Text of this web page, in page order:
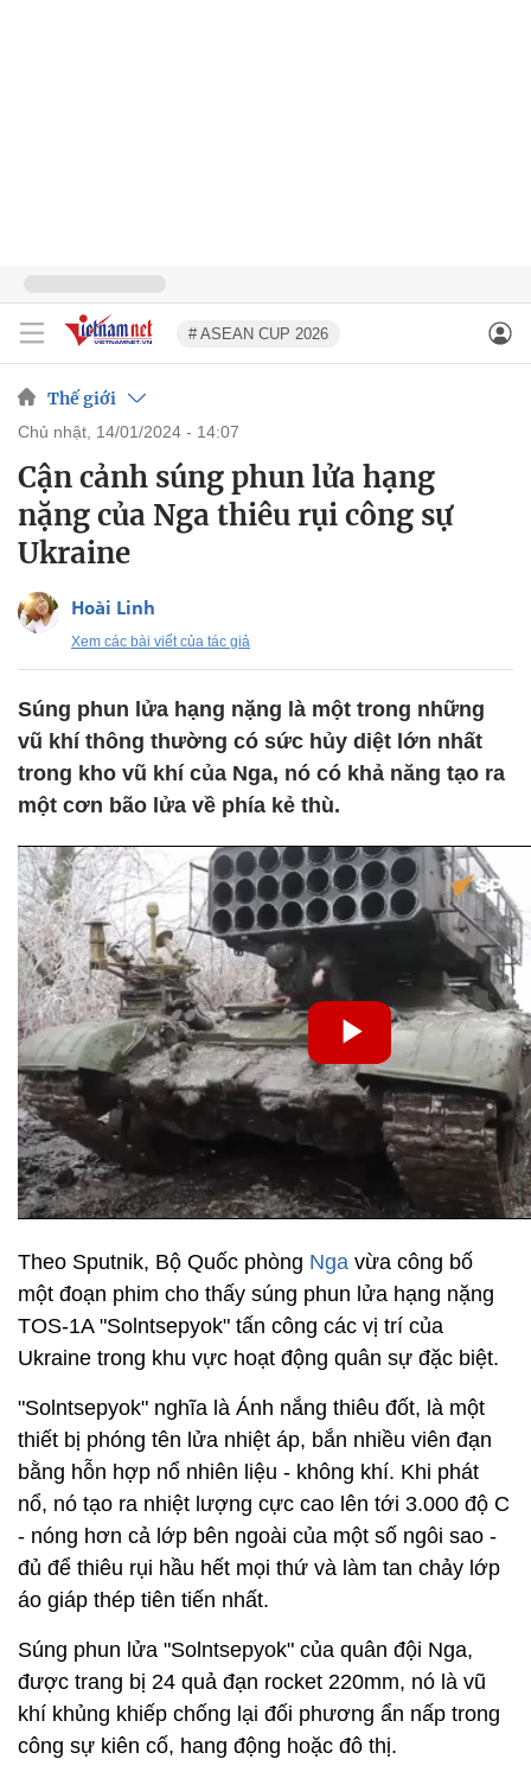
# ASEAN CUP 2026
Thế giới
chủ nhật, 14/01/2024 - 14:07
Cận cảnh súng phun lửa hạng
nặng của Nga thiêu rụi công sự
Ukraine
Hoài Linh
Xem các bài viết của tác giả
Súng phun lửa hạng nặng là một trong những
vũ khí thông thường có sức hủy diệt lớn nhất
trong kho vũ khí của Nga, nó có khả năng tạo ra
một cơn bão lửa về phía kẻ thù.
Theo Sputnik, Bộ Quốc phòng Nga vừa công bố
một đoạn phim cho thấy súng phun lửa hạng nặng
TOS-1A "Solntsepyok" tấn công các vị trí của
Ukraine trong khu vực hoạt động quân sự đặc biệt.
"Solntsepyok" nghĩa là Ánh nắng thiêu đốt, là một
thiết bị phóng tên lửa nhiệt áp, bắn nhiều viên đạn
bằng hỗn hợp nổ nhiên liệu - không khí. Khi phát
nổ, nó tạo ra nhiệt lượng cực cao lên tới 3.000 độ C
- nóng hơn cả lớp bên ngoài của một số ngôi sao -
đủ để thiêu rụi hầu hết mọi thứ và làm tan chảy lớp
áo giáp thép tiên tiến nhất.
Súng phun lửa "Solntsepyok" của quân đội Nga,
được trang bị 24 quả đạn rocket 220mm, nó là vũ
khí khủng khiếp chống lại đối phương ẩn nấp trong
công sự kiên cố, hang động hoặc đô thị.